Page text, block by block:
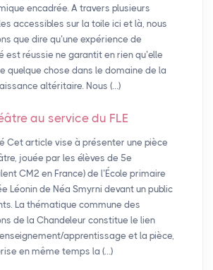
encadrée. A travers plusieurs
accessibles sur la toile ici et là, nous
que dire qu’une expérience de
est réussie ne garantit en rien qu’elle
quelque chose dans le domaine de la
altéritaire. Nous (…)
au service du FLE
Cet article vise à présenter une pièce
jouée par les élèves de 5e
CM2 en France) de l’École primaire
Léonin de Néa Smyrni devant un public
La thématique commune des
de la Chandeleur constitue le lien
apprentissage et la pièce,
en même temps la (…)